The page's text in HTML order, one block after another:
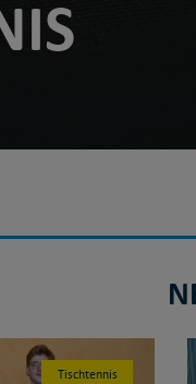
Tischtennis